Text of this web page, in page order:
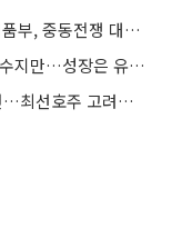
비료·포장재·온실필름까지 점검…농식품부, 중동전쟁 대응 총력
IBK투자증권 "삼양식품, 미국 재고 변수지만…성장은 유효"
iM증권 “철강·비철, ‘제한적 반등’ 국면…최선호주 고려아연”